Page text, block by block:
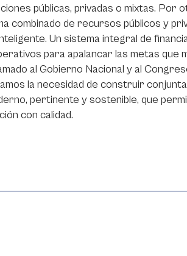
públicas, privadas o mixtas. Por
combinado de recursos públicos y
Un sistema integral de
para apalancar las metas que
al Gobierno Nacional y al
la necesidad de construir
pertinente y sostenible, que
con calidad.